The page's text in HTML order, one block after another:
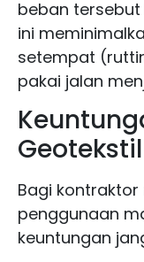
beban tersebut
ini
setempat
pakai jalan
Bagi
penggunaan
keuntungan